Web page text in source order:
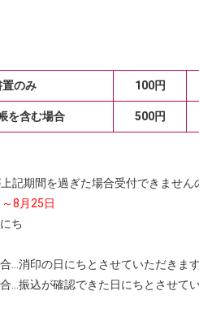
置のみ
100円
を含む場合 500円
記期間を過ぎた場合受付できません
8月25日
ち
…消印の日にちとさせていただきます
…振込が確認できた日にちとさせて